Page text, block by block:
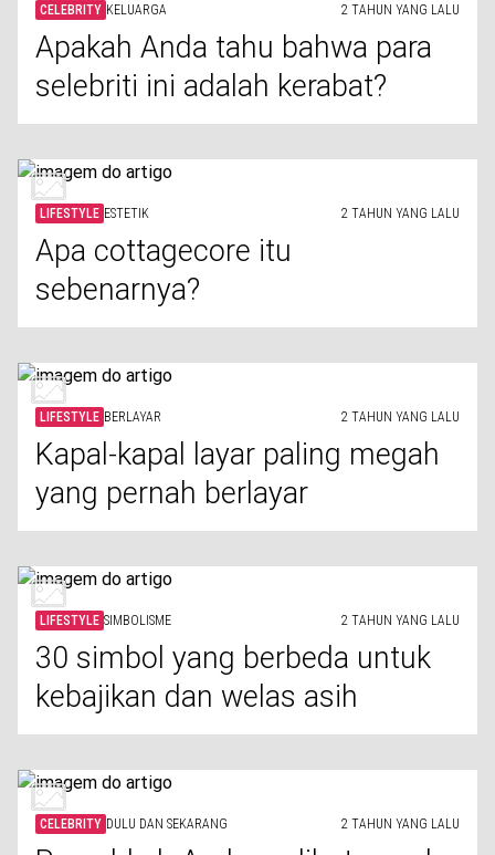
CELEBRITY KELUARGA 2 TAHUN YANG LALU
Apakah Anda tahu bahwa para
selebriti ini adalah kerabat?
LIFESTYLE ESTETIK 2 TAHUN YANG LALU
Apa cottagecore itu
sebenarnya?
LIFESTYLE BERLAYAR 2 TAHUN YANG LALU
Kapal-kapal layar paling megah
yang pernah berlayar
LIFESTYLE SIMBOLISME 2 TAHUN YANG LALU
30 simbol yang berbeda untuk
kebajikan dan welas asih
CELEBRITY DULU DAN SEKARANG 2 TAHUN YANG LALU